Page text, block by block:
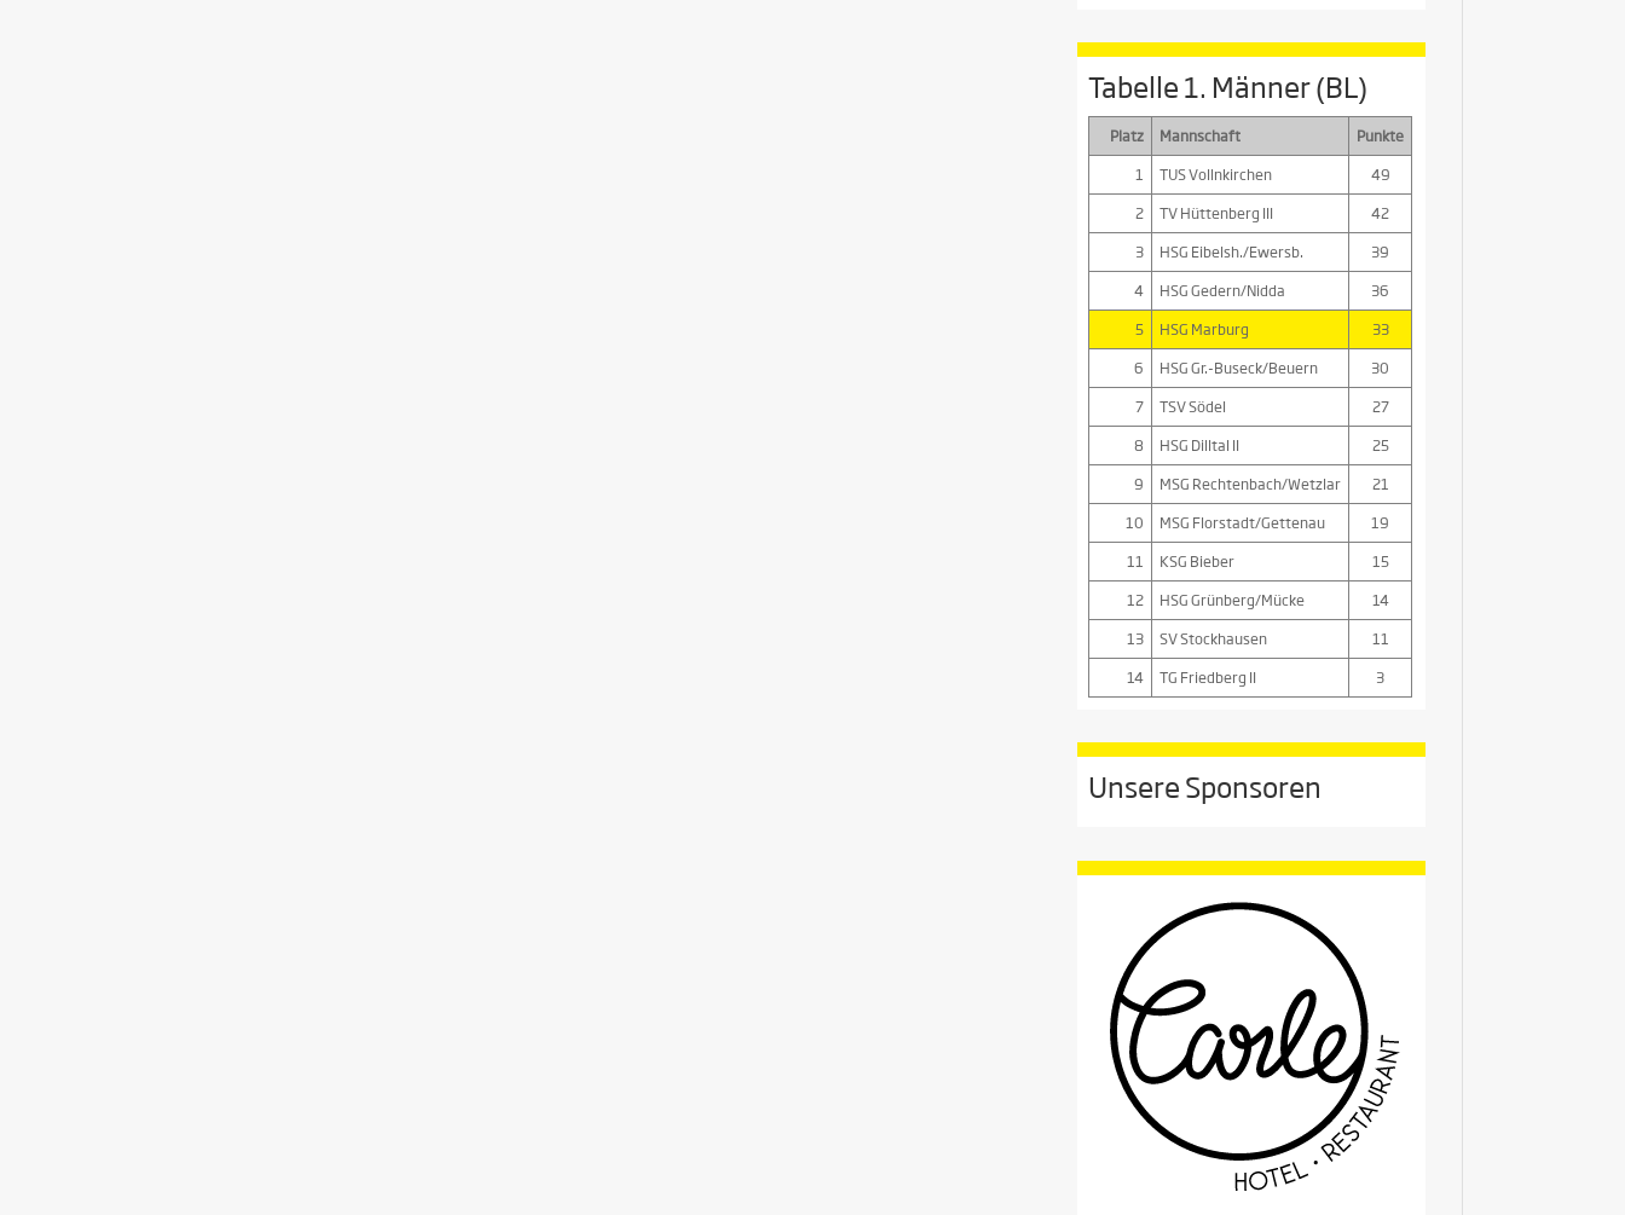
Tabelle 1. Männer (BL)
Platz Mannschaft
Punkte
1
TUS Vollnkirchen
49
2
TV Hüttenberg III
42
3
HSG Eibelsh./Ewersb.
39
4
HSG Gedern/Nidda
36
5
HSG Marburg
33
6
HSG Gr.-Buseck/Beuern
30
7
TSV Södel
27
8
HSG Dilltal II
25
9
MSG Rechtenbach/Wetzlar
21
10
MSG Florstadt/Gettenau
19
11
KSG Bieber
15
12
HSG Grünberg/Mücke
14
13
SV Stockhausen
11
14
TG Friedberg II 3
Unsere Sponsoren